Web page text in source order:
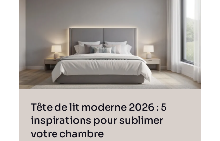
Tête de lit moderne 2026 : 5
inspirations pour sublimer
votre chambre